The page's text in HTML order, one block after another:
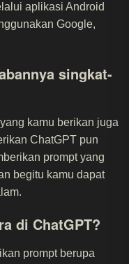
aplikasi Android
Google,
singkat-
kamu berikan juga
ChatGPT pun
prompt yang
begitu kamu dapat
di ChatGPT?
prompt berupa